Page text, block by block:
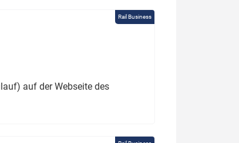
Rail Business
auf der Webseite des